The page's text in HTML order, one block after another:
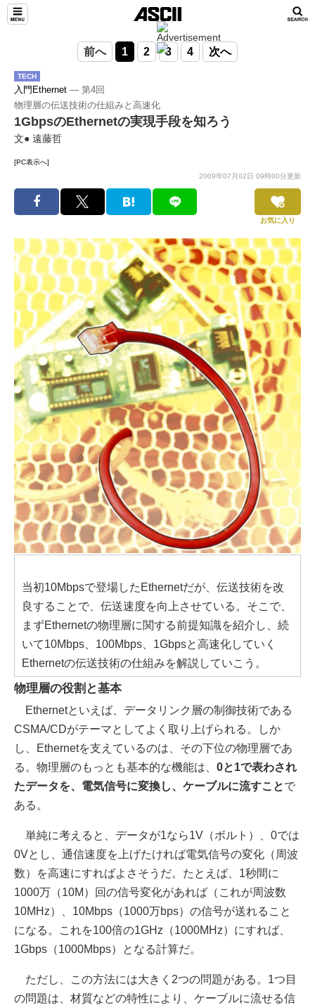
前へ 1 2 3 4 次へ
TECH
入門Ethernet ― 第4回
物理層の伝送技術の仕組みと高速化
1GbpsのEthernetの実現手段を知ろう
文● 遠藤哲
[PC表示へ]
2009年07月02日 09時00分更新
お気に入り
当初10Mbpsで登場したEthernetだが、伝送技術を改
良することで、伝送速度を向上させている。そこで、
まずEthernetの物理層に関する前提知識を紹介し、続
いて10Mbps、100Mbps、1Gbpsと高速化していく
Ethernetの伝送技術の仕組みを解説していこう。
物理層の役割と基本
Ethernetといえば、データリンク層の制御技術である
CSMA/CDがテーマとしてよく取り上げられる。しか
し、Ethernetを支えているのは、その下位の物理層であ
る。物理層のもっとも基本的な機能は、 0と1で表わされ
たデータを、電気信号に変換し、ケーブルに流すことで
ある。
単純に考えると、データが1なら1V（ボルト）、0では
0Vとし、通信速度を上げたければ電気信号の変化（周波
数）を高速にすればよさそうだ。たとえば、1秒間に
1000万（10M）回の信号変化があれば（これが周波数
10MHz）、10Mbps（1000万bps）の信号が送れること
になる。これを100倍の1GHz（1000MHz）にすれば、
1Gbps（1000Mbps）となる計算だ。
ただし、この方法には大きく2つの問題がある。1つ目
の問題は、材質などの特性により、ケーブルに流せる信